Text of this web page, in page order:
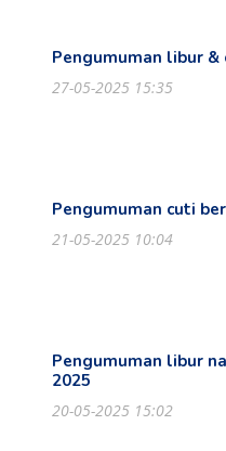
Pengumuman libur
27-05-2025 15:35
Pengumuman cuti
21-05-2025 10:04
Pengumuman libur
2025
20-05-2025 15:02